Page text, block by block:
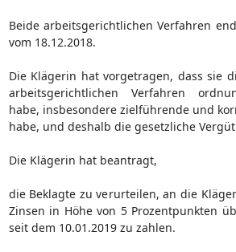
Beide arbeitsgerichtlichen Verfahren
vom 18.12.2018.
Die Klägerin hat vorgetragen, dass sie
arbeitsgerichtlichen Verfahren
habe, insbesondere zielführende und
habe, und deshalb die gesetzliche
Die Klägerin hat beantragt,
die Beklagte zu verurteilen, an die
Zinsen in Höhe von 5 Prozentpunkten
seit dem 10.01.2019 zu zahlen.